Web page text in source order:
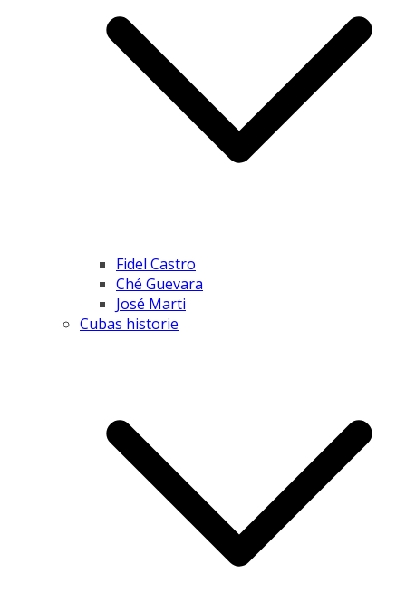
Fidel Castro
Ché Guevara
José Marti
Cubas historie